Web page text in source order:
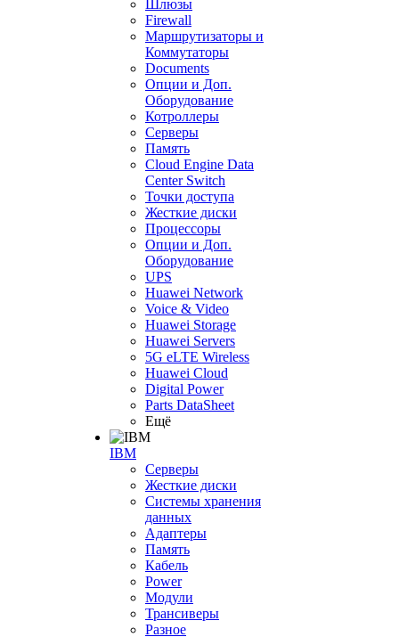
Шлюзы
Firewall
Маршрутизаторы и
Коммутаторы
Documents
Опции и Доп.
Оборудование
Котроллеры
Серверы
Память
Cloud Engine Data
Center Switch
Точки доступа
Жесткие диски
Процессоры
Опции и Доп.
Оборудование
UPS
Huawei Network
Voice & Video
Huawei Storage
Huawei Servers
5G eLTE Wireless
Huawei Cloud
Digital Power
Parts DataSheet
Ещё
IBM
Серверы
Жесткие диски
Системы хранения
данных
Адаптеры
Память
Кабель
Power
Модули
Трансиверы
Разное